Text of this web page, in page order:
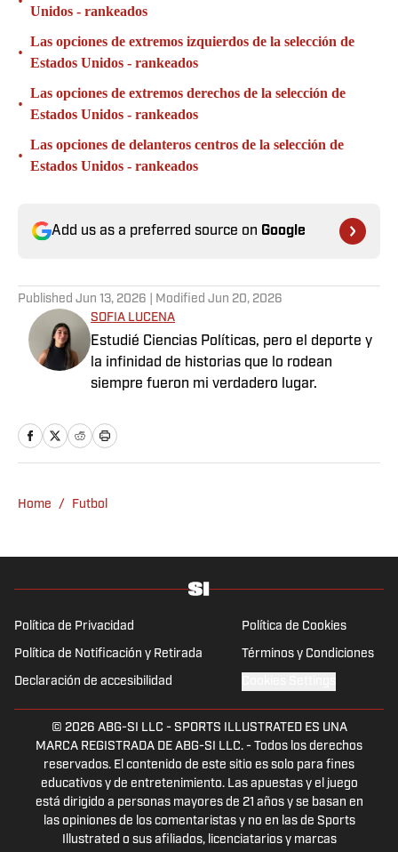
Unidos - rankeados
•
Las opciones de extremos izquierdos de la selección de
Estados Unidos - rankeados
•
Las opciones de extremos derechos de la selección de
Estados Unidos - rankeados
•
Las opciones de delanteros centros de la selección de
Estados Unidos - rankeados
Add us as a preferred source on Google
Published Jun 13, 2026 | Modified Jun 20, 2026
SOFIA LUCENA
Estudié Ciencias Políticas, pero el deporte y
la infinidad de historias que lo rodean
siempre fueron mi verdadero lugar.
Home / Futbol
Política de Privacidad Política de Cookies
Política de Notificación y Retirada Términos y Condiciones
Declaración de accesibilidad
© 2026 ABG-SI LLC - SPORTS ILLUSTRATED ES UNA
MARCA REGISTRADA DE ABG-SI LLC. - Todos los derechos
reservados. El contenido de este sitio es solo para fines
educativos y de entretenimiento. Las apuestas y el juego
está dirigido a personas mayores de 21 años y se basan en
las opiniones de los comentaristas y no en las de Sports
Illustrated o sus afiliados, licenciatarios y marcas